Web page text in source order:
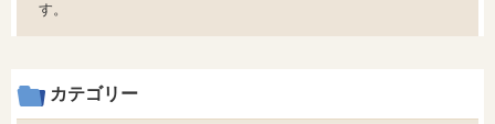
す。
カテゴリー